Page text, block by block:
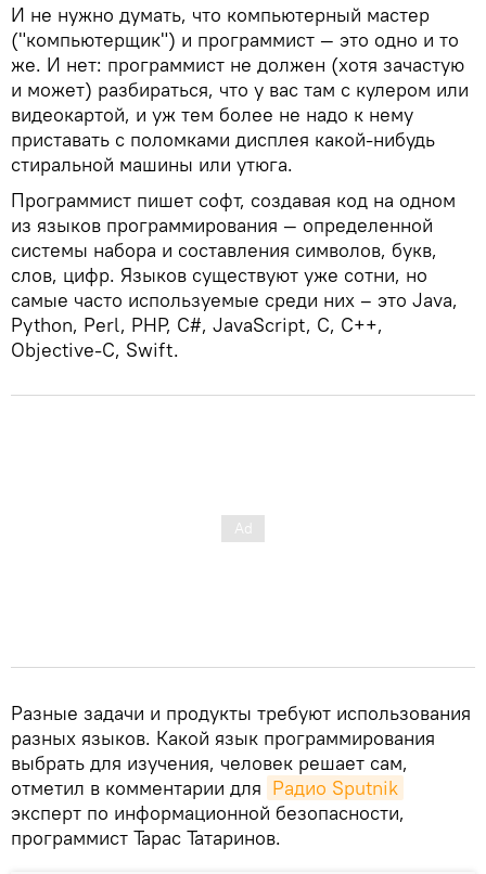
И не нужно думать, что компьютерный мастер
("компьютерщик") и программист — это одно и то
же. И нет: программист не должен (хотя зачастую
и может) разбираться, что у вас там с кулером или
видеокартой, и уж тем более не надо к нему
приставать с поломками дисплея какой-нибудь
стиральной машины или утюга.
Программист пишет софт, создавая код на одном
из языков программирования — определенной
системы набора и составления символов, букв,
слов, цифр. Языков существуют уже сотни, но
самые часто используемые среди них – это Java,
Python, Perl, PHP, C#, JavaScript, C, С++,
Objective-C, Swift.
Разные задачи и продукты требуют использования
разных языков. Какой язык программирования
выбрать для изучения, человек решает сам,
отметил в комментарии для Радио Sputnik
эксперт по информационной безопасности,
программист Тарас Татаринов.